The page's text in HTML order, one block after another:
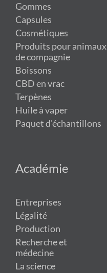
Gommes
Capsules
Cosmétiques
Produits pour animaux
de compagnie
Boissons
CBD en vrac
Terpènes
Huile à vaper
Paquet d'échantillons
Académie
Entreprises
Légalité
Production
Recherche et
médecine
La science